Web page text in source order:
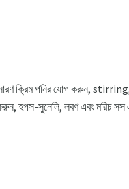
ক্রিম পনির যোগ করুন, stirring,
হপস-সুনেলি, লবণ এবং মরিচ